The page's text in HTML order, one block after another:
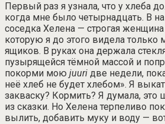
Первый раз я узнала, что у хлеба
когда мне было четырнадцать. В
соседка Хелена — строгая
которую я до этого видела
ящиков. В руках она держала
пузырящейся тёмной массой и
покорми мою juuri две недели,
неё хлеб не будет хлебом». Я
закваску? Кормить? Я думала, это
из сказки. Но Хелена терпеливо
вылить, добавить муку и воду —